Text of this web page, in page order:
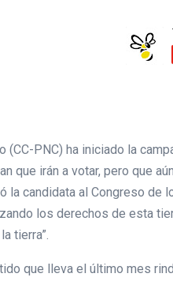
(CC-PNC) ha iniciado la
que irán a votar, pero que
candidata al Congreso de
los derechos de esta
tierra”.
que lleva el último mes